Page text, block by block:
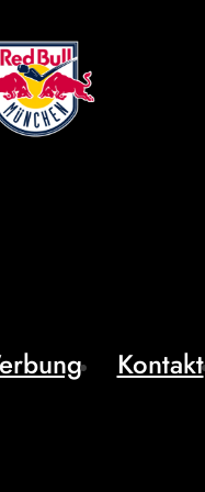
Kontakt